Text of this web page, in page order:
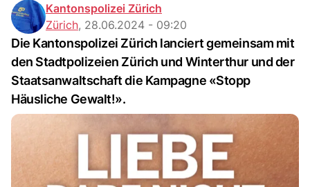
Kantonspolizei Zürich
Zürich, 28.06.2024 - 09:20
Die Kantonspolizei Zürich lanciert gemeinsam mit
den Stadtpolizeien Zürich und Winterthur und der
Staatsanwaltschaft die Kampagne «Stopp
Häusliche Gewalt!».